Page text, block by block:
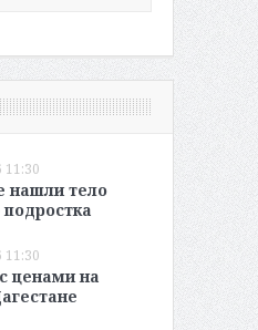
11:30
нашли тело
11:30
ценами на